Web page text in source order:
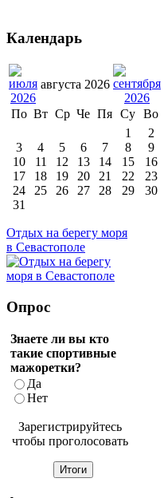
Календарь
августа 2026
По Вт Ср Че Пя Су Во
1
2
3
4 5 6 7 8
9
10
11 12 13 14 15
16
17
18 19 20 21 22
23
24
25 26 27 28 29
30
31
Отдых на берегу моря
в Севастополе
Опрос
Знаете ли вы кто
такие спортивные
мажоретки?
Да
Нет
Зарегистрируйтесь
чтобы проголосовать